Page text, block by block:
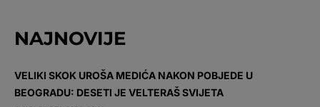
NAJNOVIJE
VELIKI SKOK UROŠA MEDIĆA NAKON POBJEDE U
BEOGRADU: DESETI JE VELTERAŠ SVIJETA